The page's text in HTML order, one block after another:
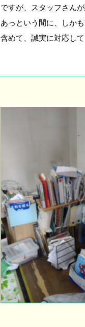
ですが、スタッフさん
あっという間に、しか
含めて、誠実に対応し